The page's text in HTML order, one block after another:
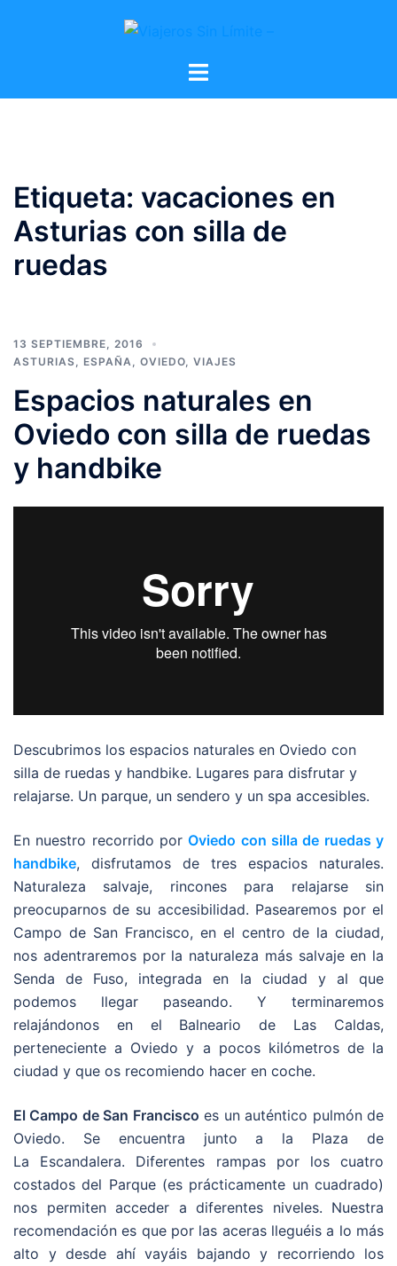
Etiqueta: vacaciones en
Asturias con silla de
ruedas
13 SEPTIEMBRE, 2016
ASTURIAS
ESPAÑA OVIEDO VIAJES
Espacios naturales en
Oviedo con silla de ruedas
y handbike
Descubrimos los espacios naturales en Oviedo con
silla de ruedas y handbike. Lugares para disfrutar y
relajarse. Un parque, un sendero y un spa accesibles.
En nuestro recorrido porOviedo con silla de ruedas y
handbike, disfrutamos de tres espacios naturales.
Naturaleza salvaje, rincones para relajarse sin
preocuparnos de su accesibilidad. Pasearemos por el
Campo de San Francisco, en el centro de la ciudad,
nos adentraremos por la naturaleza más salvaje en la
Senda de Fuso, integrada en la ciudad y al que
podemos llegar paseando. Y terminaremos
relajándonos en el Balneario de Las Caldas,
perteneciente a Oviedo y a pocos kilómetros de la
ciudad y que os recomiendo hacer en coche.
El Campo de San Francisco es un auténtico pulmón de
Oviedo. Se encuentra junto a la Plaza de
La Escandalera. Diferentes rampas por los cuatro
costados del Parque (es prácticamente un cuadrado)
nos permiten acceder a diferentes niveles. Nuestra
recomendación es que por las aceras lleguéis a lo más
alto y desde ahí vayáis bajando y recorriendo los